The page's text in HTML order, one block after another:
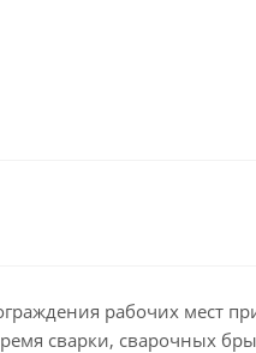
рабочих мест
сварки, сварочных